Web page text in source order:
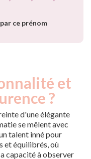
ce prénom
et
?
d'une élégante
se mêlent avec
talent inné pour
et équilibrés, où
capacité à observer